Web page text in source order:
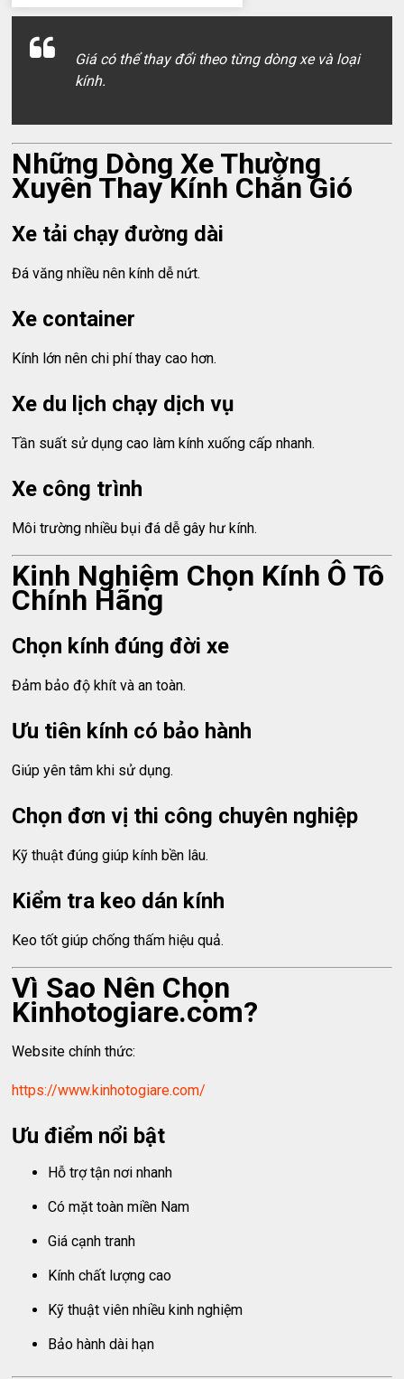
Giá có thể thay đổi theo từng dòng xe và loại
kính.
Những Dòng Xe Thường
Xuyên Thay Kính Chắn Gió
Xe tải chạy đường dài
Đá văng nhiều nên kính dễ nứt.
Xe container
Kính lớn nên chi phí thay cao hơn.
Xe du lịch chạy dịch vụ
Tần suất sử dụng cao làm kính xuống cấp nhanh.
Xe công trình
Môi trường nhiều bụi đá dễ gây hư kính.
Kinh Nghiệm Chọn Kính Ô Tô
Chính Hãng
Chọn kính đúng đời xe
Đảm bảo độ khít và an toàn.
Ưu tiên kính có bảo hành
Giúp yên tâm khi sử dụng.
Chọn đơn vị thi công chuyên nghiệp
Kỹ thuật đúng giúp kính bền lâu.
Kiểm tra keo dán kính
Keo tốt giúp chống thấm hiệu quả.
Vì Sao Nên Chọn
Kinhotogiare.com?
Website chính thức:
https://www.kinhotogiare.com/
Ưu điểm nổi bật
Hỗ trợ tận nơi nhanh
Có mặt toàn miền Nam
Giá cạnh tranh
Kính chất lượng cao
Kỹ thuật viên nhiều kinh nghiệm
Bảo hành dài hạn